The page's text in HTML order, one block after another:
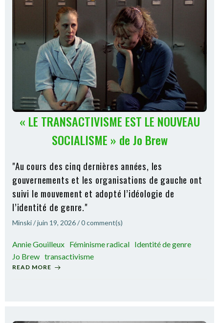
« LE TRANSACTIVISME EST LE NOUVEAU
SOCIALISME » de Jo Brew
"Au cours des cinq dernières années, les
gouvernements et les organisations de gauche ont
suivi le mouvement et adopté l’idéologie de
l’identité de genre."
Minski/juin 19, 2026/0comment(s)
Annie Gouilleux Féminisme radical Identité de genre
Jo Brew transactivisme
READ MORE